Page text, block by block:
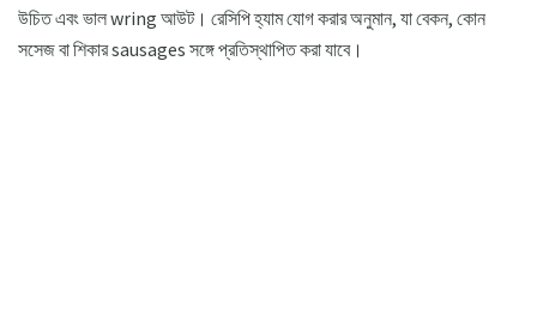
উচিত এবং ভাল wring আউট। রেসিপি হ্যাম যোগ করার অনুমান, যা বেকন, কোন
সসেজ বা শিকার sausages সঙ্গে প্রতিস্থাপিত করা যাবে।